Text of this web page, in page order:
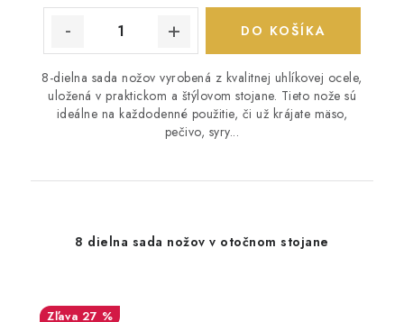
DO KOŠÍKA
8-dielna sada nožov vyrobená z kvalitnej uhlíkovej ocele,
uložená v praktickom a štýlovom stojane. Tieto nože sú
ideálne na každodenné použitie, či už krájate mäso,
pečivo, syry...
8 dielna sada nožov v otočnom stojane
27 %